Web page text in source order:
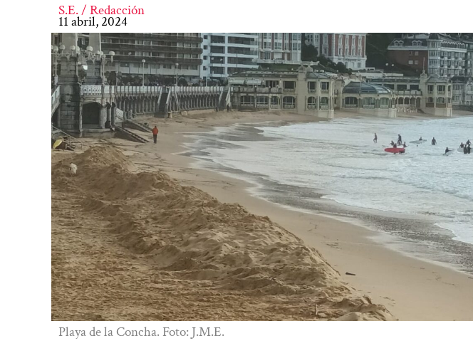
S.E. / Redacción
11 abril, 2024
Playa de la Concha. Foto: J.M.E.